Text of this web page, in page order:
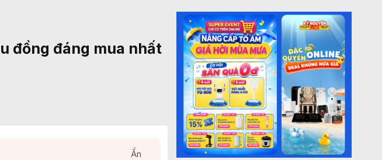
đồng đáng mua nhất
Ẩn